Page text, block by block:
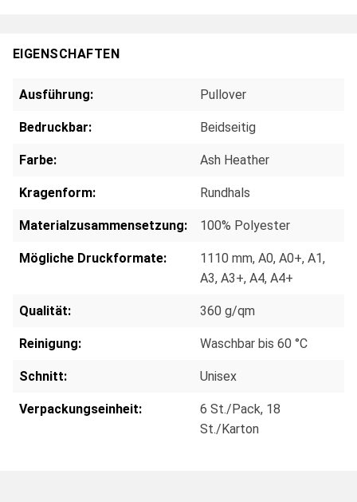
EIGENSCHAFTEN
Ausführung: Pullover
Bedruckbar: Beidseitig
Farbe: Ash Heather
Kragenform: Rundhals
Materialzusammensetzung: 100% Polyester
Mögliche Druckformate: 1110 mm, A0, A0+, A1,
A3, A3+, A4, A4+
Qualität: 360 g/qm
Reinigung: Waschbar bis 60 °C
Schnitt: Unisex
Verpackungseinheit: 6 St./Pack, 18
St./Karton